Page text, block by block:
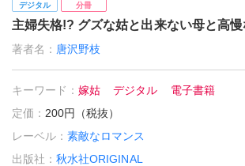
デジタル 分冊
主婦失格!? グズな姑と出来ない母と高慢
著者名： 唐沢野枝
キーワード：嫁姑 デジタル
電子書籍
定価： 200円（税抜）
レーベル：素敵なロマンス
出版社：秋水社ORIGINAL